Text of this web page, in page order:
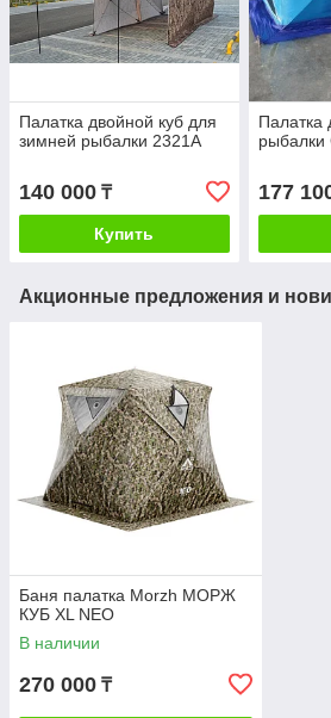
Палатка двойной куб для
зимней рыбалки 2321А
140 000 ₸
Купить
Палатка
рыбалки
177
Акционные предложения и
Баня палатка Morzh МОРЖ
КУБ XL NEO
В наличии
270 000 ₸